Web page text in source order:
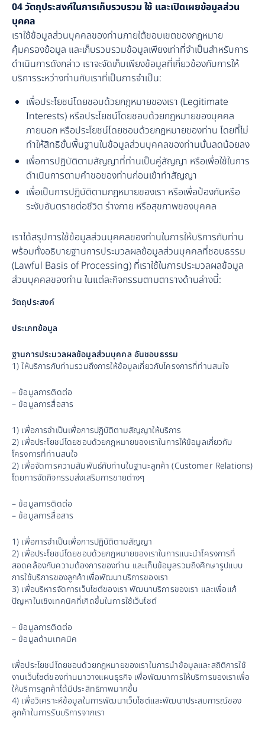
04 วัตถุประสงค์ในการเก็บรวบรวม ใช้ และเปิดเผยข้อมูลส่วน
บุคคล
เราใช้ข้อมูลส่วนบุคคลของท่านภายใต้ขอบเขตของกฎหมาย
คุ้มครองข้อมูล และเก็บรวบรวมข้อมูลเพียงเท่าที่จำเป็นสำหรับการ
ดำเนินการดังกล่าว เราจะจัดเก็บเพียงข้อมูลที่เกี่ยวข้องกับการให้
บริการระหว่างท่านกับเราที่เป็นการจำเป็น:
เพื่อประโยชน์โดยชอบด้วยกฎหมายของเรา (Legitimate
Interests) หรือประโยชน์โดยชอบด้วยกฎหมายของบุคคล
ภายนอก หรือประโยชน์โดยชอบด้วยกฎหมายของท่าน โดยที่ไม่
ทำให้สิทธิขั้นพื้นฐานในข้อมูลส่วนบุคคลของท่านนั้นลดน้อยลง
เพื่อการปฏิบัติตามสัญญาที่ท่านเป็นคู่สัญญา หรือเพื่อใช้ในการ
ดำเนินการตามคำขอของท่านก่อนเข้าทำสัญญา
เพื่อเป็นการปฏิบัติตามกฎหมายของเรา หรือเพื่อป้องกันหรือ
ระงับอันตรายต่อชีวิต ร่างกาย หรือสุขภาพของบุคคล
เราได้สรุปการใช้ข้อมูลส่วนบุคคลของท่านในการให้บริการกับท่าน
พร้อมทั้งอธิบายฐานการประมวลผลข้อมูลส่วนบุคคลที่ชอบธรรม
(Lawful Basis of Processing) ที่เราใช้ในการประมวลผลข้อมูล
ส่วนบุคคลของท่าน ในแต่ละกิจกรรมตามตารางด้านล่างนี้:
วัตถุประสงค์
ประเภทข้อมูล
ฐานการประมวลผลข้อมูลส่วนบุคคล อันชอบธรรม
1) ให้บริการกับท่านรวมถึงการให้ข้อมูลเกี่ยวกับโครงการที่ท่านสนใจ
– ข้อมูลการติดต่อ
– ข้อมูลการสื่อสาร
1) เพื่อการจำเป็นเพื่อการปฏิบัติตามสัญญาให้บริการ
2) เพื่อประโยชน์โดยชอบด้วยกฎหมายของเราในการให้ข้อมูลเกี่ยวกับ
โครงการที่ท่านสนใจ
2) เพื่อจัดการความสัมพันธ์กับท่านในฐานะลูกค้า (Customer Relations)
โดยการจัดกิจกรรมส่งเสริมการขายต่างๆ
– ข้อมูลการติดต่อ
– ข้อมูลการสื่อสาร
1) เพื่อการจำเป็นเพื่อการปฏิบัติตามสัญญา
2) เพื่อประโยชน์โดยชอบด้วยกฎหมายของเราในการแนะนำโครงการที่
สอดคล้องกับความต้องการของท่าน และเก็บข้อมูลรวมถึงศึกษารูปแบบ
การใช้บริการของลูกค้าเพื่อพัฒนาบริการของเรา
3) เพื่อบริหารจัดการเว็บไซต์ของเรา พัฒนาบริการของเรา และเพื่อแก้
ปัญหาในเชิงเทคนิคที่เกิดขึ้นในการใช้เว็บไซต์
– ข้อมูลการติดต่อ
– ข้อมูลด้านเทคนิค
เพื่อประโยชน์โดยชอบด้วยกฎหมายของเราในการนำข้อมูลและสถิติการใช้
งานเว็บไซต์ของท่านมาวางแผนธุรกิจ เพื่อพัฒนาการให้บริการของเราเพื่อ
ให้บริการลูกค้าได้มีประสิทธิภาพมากขึ้น
4) เพื่อวิเคราะห์ข้อมูลในการพัฒนาเว็บไซต์และพัฒนาประสบการณ์ของ
ลูกค้าในการรับบริการจากเรา